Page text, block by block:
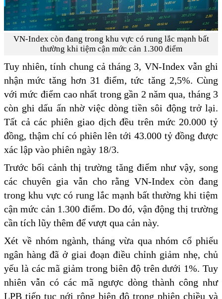
VN-Index còn đang trong khu vực có rung lắc mạnh bất
thường khi tiệm cận mức cản 1.300 điểm
Tuy nhiên, tính chung cả tháng 3, VN-Index vẫn ghi
nhận mức tăng hơn 31 điểm, tức tăng 2,5%. Cùng
với mức điểm cao nhất trong gần 2 năm qua, tháng 3
còn ghi dấu ấn nhờ việc dòng tiền sôi động trở lại.
Tất cả các phiên giao dịch đều trên mức 20.000 tỷ
đồng, thậm chí có phiên lên tới 43.000 tỷ đồng được
xác lập vào phiên ngày 18/3.
Trước bối cảnh thị trường tăng điểm như vậy, song
các chuyên gia vẫn cho rằng VN-Index còn đang
trong khu vực có rung lắc mạnh bất thường khi tiệm
cận mức cản 1.300 điểm. Do đó, vận động thị trường
cần tích lũy thêm để vượt qua cản này.
Xét về nhóm ngành, tháng vừa qua nhóm cổ phiếu
ngân hàng đã ở giai đoạn điều chỉnh giảm nhẹ, chủ
yếu là các mã giảm trong biên độ trên dưới 1%. Tuy
nhiên vẫn có các mã ngược dòng thành công như
LPB tiếp tục nới rộng biên độ trong phiên chiều và